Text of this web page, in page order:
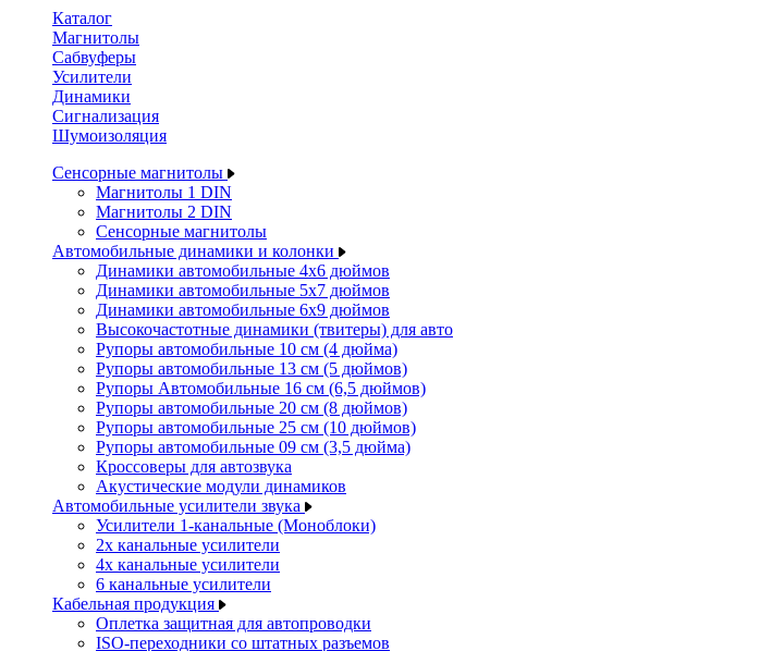
Каталог
Магнитолы
Сабвуферы
Усилители
Динамики
Сигнализация
Шумоизоляция
Сенсорные магнитолы
Магнитолы 1 DIN
Магнитолы 2 DIN
Сенсорные магнитолы
Автомобильные динамики и колонки
Динамики автомобильные 4x6 дюймов
Динамики автомобильные 5x7 дюймов
Динамики автомобильные 6x9 дюймов
Высокочастотные динамики (твитеры) для авто
Рупоры автомобильные 10 см (4 дюйма)
Рупоры автомобильные 13 см (5 дюймов)
Рупоры Автомобильные 16 см (6,5 дюймов)
Рупоры автомобильные 20 см (8 дюймов)
Рупоры автомобильные 25 см (10 дюймов)
Рупоры автомобильные 09 см (3,5 дюйма)
Кроссоверы для автозвука
Акустические модули динамиков
Автомобильные усилители звука
Усилители 1-канальные (Моноблоки)
2х канальные усилители
4х канальные усилители
6 канальные усилители
Кабельная продукция
Оплетка защитная для автопроводки
ISO-переходники со штатных разъемов